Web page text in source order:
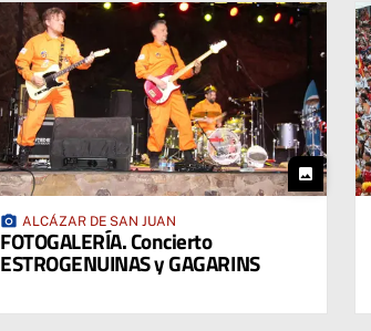
photo
photo_camera ALCÁZAR DE SAN JUAN
FOTOGALERÍA. Concierto
ESTROGENUINAS y GAGARINS